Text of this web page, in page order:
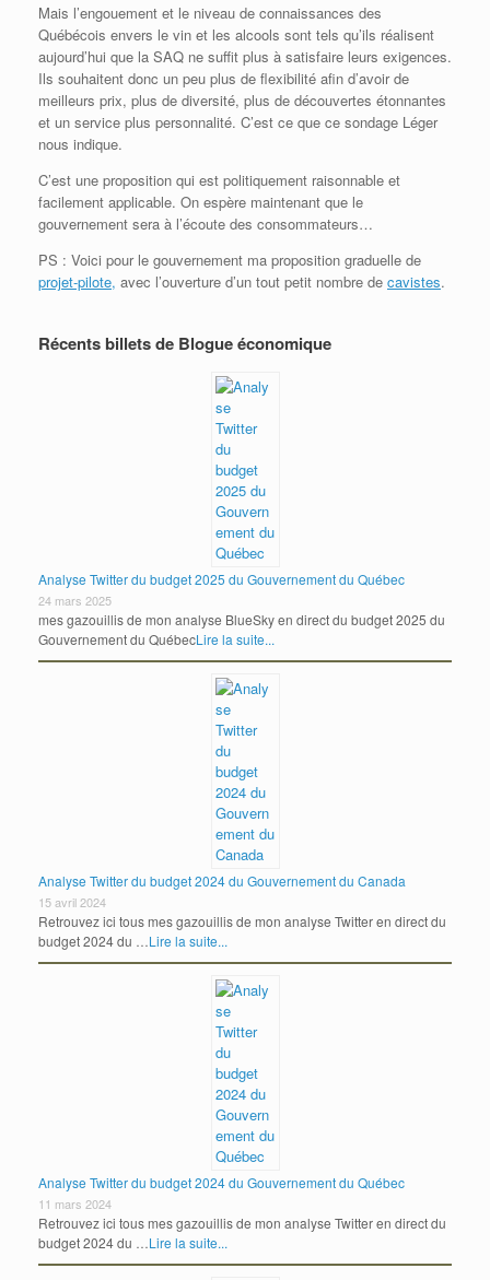
Mais l’engouement et le niveau de connaissances des
Québécois envers le vin et les alcools sont tels qu’ils réalisent
aujourd’hui que la SAQ ne suffit plus à satisfaire leurs exigences.
Ils souhaitent donc un peu plus de flexibilité afin d’avoir de
meilleurs prix, plus de diversité, plus de découvertes étonnantes
et un service plus personnalité. C’est ce que ce sondage Léger
nous indique.
C’est une proposition qui est politiquement raisonnable et
facilement applicable. On espère maintenant que le
gouvernement sera à l’écoute des consommateurs…
PS : Voici pour le gouvernement ma proposition graduelle de
projet-pilote, avec l’ouverture d’un tout petit nombre de cavistes.
Récents billets de Blogue économique
Analyse Twitter du budget 2025 du Gouvernement du Québec
24 mars 2025
mes gazouillis de mon analyse BlueSky en direct du budget 2025 du
Gouvernement du QuébecLire la suite...
Analyse Twitter du budget 2024 du Gouvernement du Canada
15 avril 2024
Retrouvez ici tous mes gazouillis de mon analyse Twitter en direct du
budget 2024 du …Lire la suite...
Analyse Twitter du budget 2024 du Gouvernement du Québec
11 mars 2024
Retrouvez ici tous mes gazouillis de mon analyse Twitter en direct du
budget 2024 du …Lire la suite...